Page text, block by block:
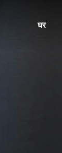
घर